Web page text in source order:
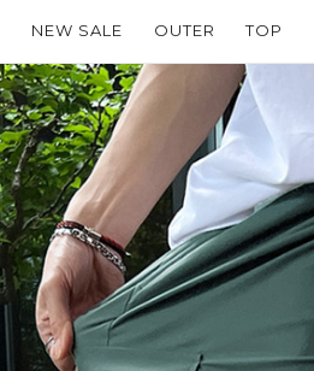
NEW SALE OUTER TOP